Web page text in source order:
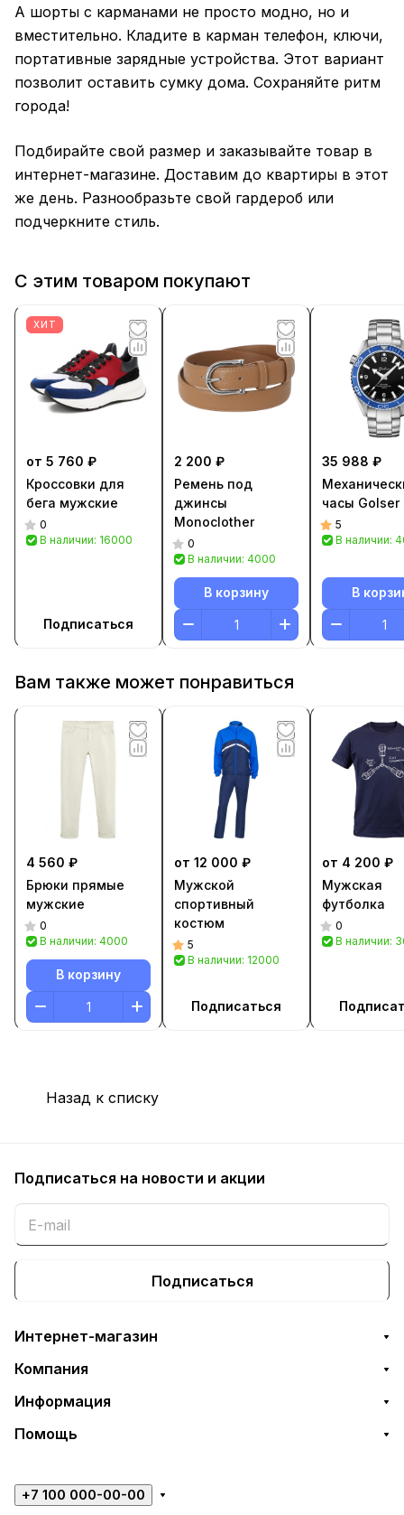
А шорты с карманами не просто модно, но и
вместительно. Кладите в карман телефон, ключи,
портативные зарядные устройства. Этот вариант
позволит оставить сумку дома. Сохраняйте ритм
города!
Подбирайте свой размер и заказывайте товар в
интернет-магазине. Доставим до квартиры в этот
же день. Разнообразьте свой гардероб или
подчеркните стиль.
С этим товаром покупают
ХИТ
от 5 760 ₽
Кроссовки для
бега мужские
0
В наличии: 16000
Подписаться
2 200 ₽
Ремень под
джинсы
Monoclother
0
В наличии: 4000
В корзину
35 988 ₽
часы Golser
5
В наличии:
В
Вам также может понравиться
4 560 ₽
Брюки прямые
мужские
0
В наличии: 4000
В корзину
от 12 000 ₽
Мужской
спортивный
костюм
5
В наличии: 12000
Подписаться
от 4 200 ₽
Мужская
футболка
0
В наличии:
Назад к списку
Подписаться на новости и акции
Подписаться
Интернет-магазин
Компания
Информация
Помощь
+7 100 000-00-00